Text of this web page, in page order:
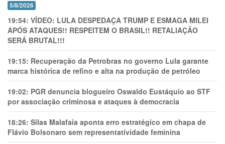
5/8/2026
19:54: VÍDEO: LULA DESPEDAÇA TRUMP E ESMAGA MILEI
APÓS ATAQUES!! RESPEITEM O BRASIL!! RETALIAÇÃO
SERÁ BRUTAL!!!
19:15: Recuperação da Petrobras no governo Lula garante
marca histórica de refino e alta na produção de petróleo
19:02: PGR denuncia blogueiro Oswaldo Eustáquio ao STF
por associação criminosa e ataques à democracia
18:26: Silas Malafaia aponta erro estratégico em chapa de
Flávio Bolsonaro sem representatividade feminina